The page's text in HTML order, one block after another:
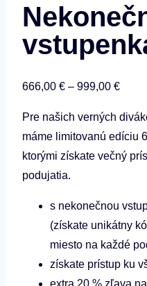
666,00 € – 999,00 €Price
Pre našich verných
máme limitovanú edíciu
ktorými získate večný
podujatia.
s nekonečnou
(získate unikátny
miesto na každé
získate prístup ku
extra 20 % zľava